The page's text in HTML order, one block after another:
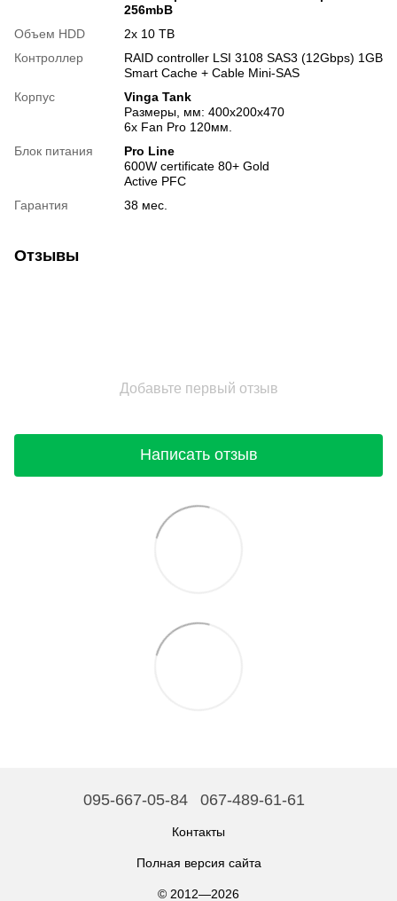
256mbB
Объем HDD
2х 10 TB
Контроллер
RAID controller LSI 3108 SAS3 (12Gbps) 1GB
Smart Cache + Cable Mini-SAS
Корпус
Vinga Tank
Размеры, мм: 400x200x470
6х Fan Pro 120мм.
Блок питания
Pro Line
600W certificate 80+ Gold
Active PFC
Гарантия
38 мес.
Отзывы
Добавьте первый отзыв
Написать отзыв
095-667-05-84 067-489-61-61
Контакты
Полная версия сайта
© 2012—2026